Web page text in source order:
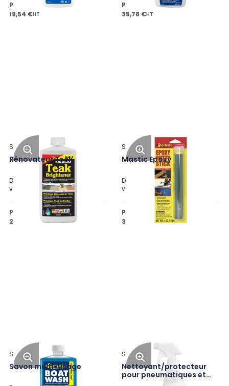
Prix public à partir de
19,54 €HT
Prix public à partir de
35,78 €HT
Rénovateur Teck
Star Brite
Disponible en plusieurs
variantes
Prix public à partir de
20,30 €
HT
Mastic Epoxy
Star Brite
Disponible en plusieurs
variantes
Prix public à partir de
30,71 €
Savon multi-usage
Star Brite
Nettoyant/protecteur
pour pneumatiques et
semi-rigides
Star Brite